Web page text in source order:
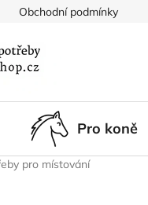
Obchodní podmínky
Pro koně
pro místování